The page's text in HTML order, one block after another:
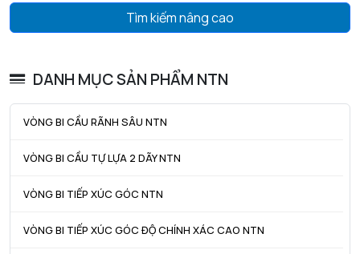
Tìm kiếm nâng cao
DANH MỤC SẢN PHẨM NTN
VÒNG BI CẦU RÃNH SÂU NTN
VÒNG BI CẦU TỰ LỰA 2 DÃY NTN
VÒNG BI TIẾP XÚC GÓC NTN
VÒNG BI TIẾP XÚC GÓC ĐỘ CHÍNH XÁC CAO NTN
db min - Đường kính vai tối thiểu IR
Db max - Đường kính vai tối đa OR
r1a - Bán kính góc lượn tối đa 1 mm